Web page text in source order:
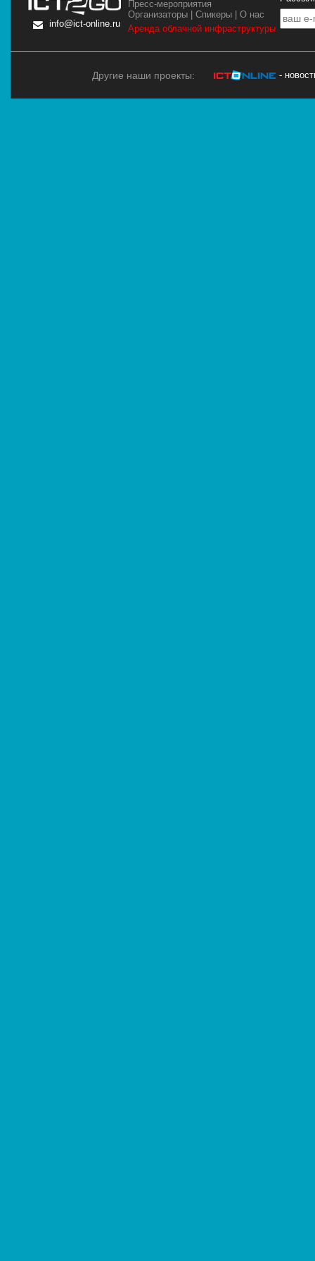
info@ict-online.ru
Пресс-мероприятия
Организаторы |Спикеры |О нас
Аренда облачной инфраструктуры
Другие наши проекты: -